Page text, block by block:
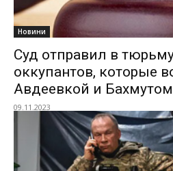
Новини
Суд отправил в
оккупантов, которые
Авдеевкой и Бахмутом
09.11.2023